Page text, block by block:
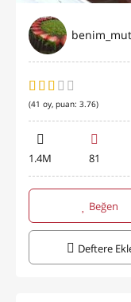
(41 oy, puan: 3.76)
1.4M 81
Beğen
Deftere